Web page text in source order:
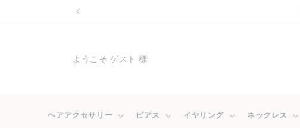
ようこそ ゲスト 様
ヘアアクセサリー ピアス イヤリング ネックレス